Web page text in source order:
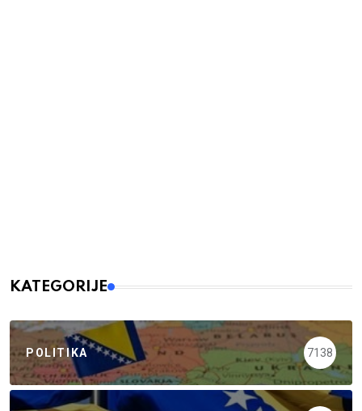
KATEGORIJE
POLITIKA 7138